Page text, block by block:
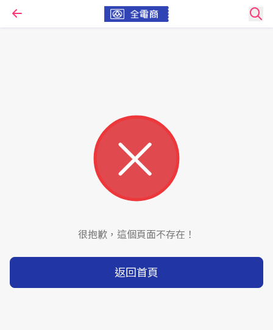
很抱歉，這個頁面不存在！
返回首頁